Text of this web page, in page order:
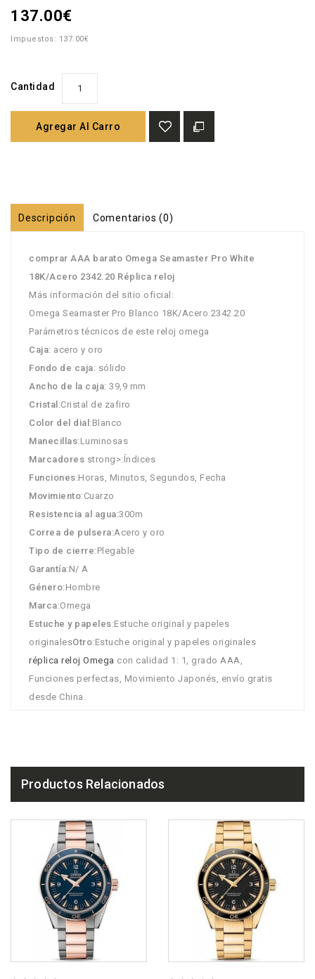
137.00€
Impuestos: 137.00€
Cantidad
Agregar Al Carro
Descripción Comentarios (0)
comprar AAA barato Omega Seamaster Pro White
18K/Acero 2342.20 Réplica reloj
Más información del sitio oficial:
Omega Seamaster Pro Blanco 18K/Acero 2342.20
Parámetros técnicos de este reloj omega
Caja: acero y oro
Fondo de caja: sólido
Ancho de la caja: 39,9 mm
Cristal :Cristal de zafiro
Color del dial :Blanco
Manecillas:Luminosas
Marcadores strong>:Índices
Funciones:Horas, Minutos, Segundos, Fecha
Movimiento:Cuarzo
Resistencia al agua:300m
Correa de pulsera:Acero y oro
Tipo de cierre:Plegable
Garantía:N/ A
Género:Hombre
Marca:Omega
Estuche y papeles:Estuche original y papeles
originalesOtro:Estuche original y papeles originales
réplica reloj Omega con calidad 1: 1, grado AAA,
Funciones perfectas, Movimiento Japonés, envío gratis
desde China.
Productos Relacionados